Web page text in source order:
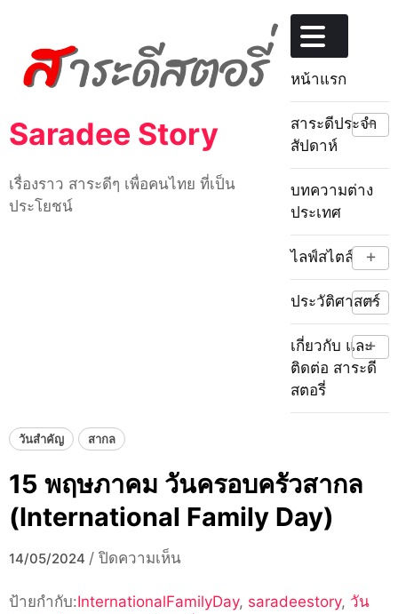
content
Saradee Story
เรื่องราว สาระดีๆ เพื่อคนไทย ที่เป็น
ประโยชน์
หน้าแรก
สาระดีประจำ
สัปดาห์
+
บทความต่าง
ประเทศ
ไลฟ์สไตล์ +
ประวัติศาสตร์
+
เกี่ยวกับ และ
ติดต่อ สาระดี
สตอรี่
+
วันสำคัญ สากล
15 พฤษภาคม วันครอบครัวสากล
(International Family Day)
14/05/2024 / ปิดความเห็นบน
พฤษภาคม
ป้ายกำกับ:InternationalFamilyDay, saradeestory, วัน